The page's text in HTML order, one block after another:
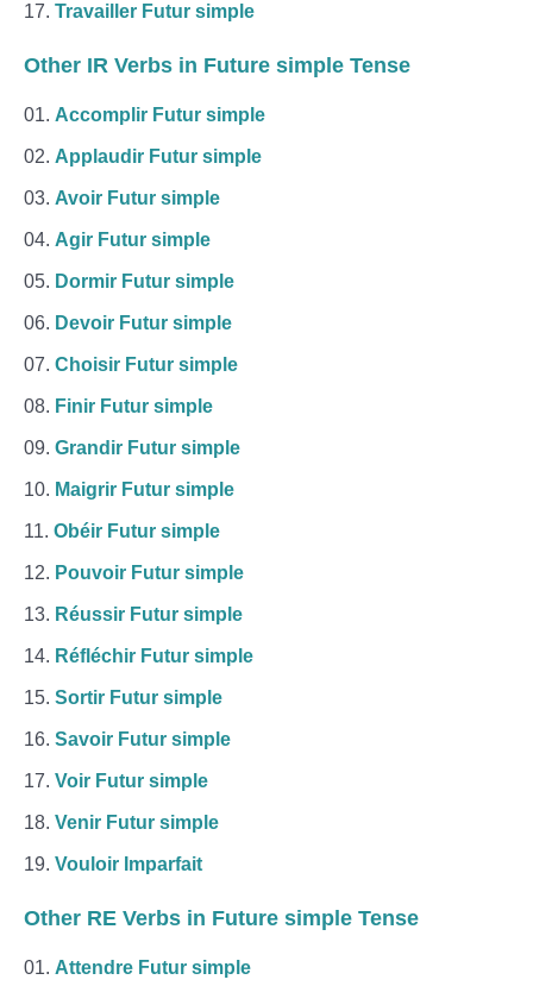
Travailler Futur simple
Other IR Verbs in Future simple Tense
Accomplir Futur simple
Applaudir Futur simple
Avoir Futur simple
Agir Futur simple
Dormir Futur simple
Devoir Futur simple
Choisir Futur simple
Finir Futur simple
Grandir Futur simple
Maigrir Futur simple
Obéir Futur simple
Pouvoir Futur simple
Réussir Futur simple
Réfléchir Futur simple
Sortir Futur simple
Savoir Futur simple
Voir Futur simple
Venir Futur simple
Vouloir Imparfait
Other RE Verbs in Future simple Tense
Attendre Futur simple